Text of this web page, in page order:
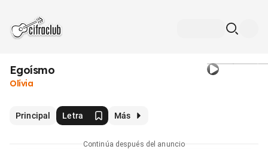
Egoísmo
Olívia
Principal Letra Más
Continúa después del anuncio